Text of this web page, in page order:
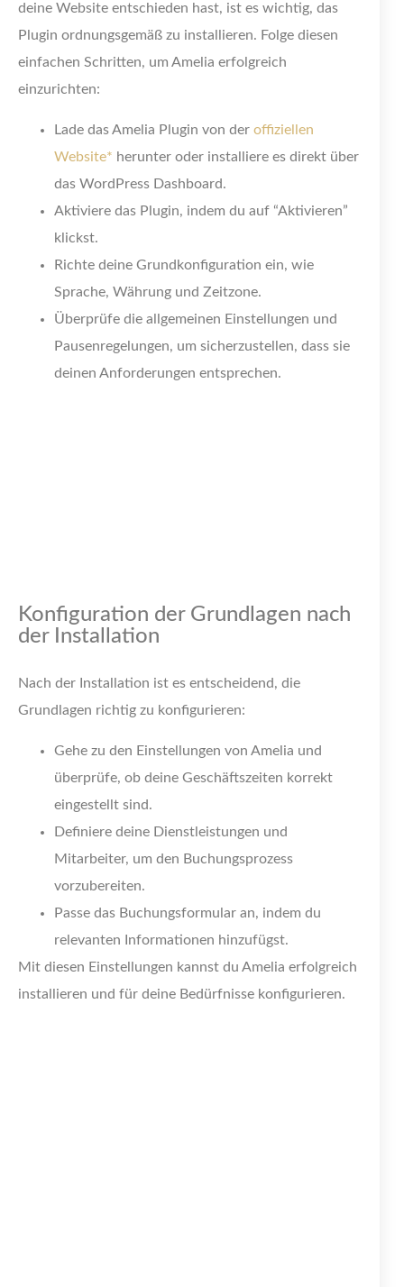
deine Website entschieden hast, ist es wichtig, das
Plugin ordnungsgemäß zu installieren. Folge diesen
einfachen Schritten, um Amelia erfolgreich
einzurichten:
Lade das Amelia Plugin von der offiziellen
Website* herunter oder installiere es direkt über
das WordPress Dashboard.
Aktiviere das Plugin, indem du auf “Aktivieren”
klickst.
Richte deine Grundkonfiguration ein, wie
Sprache, Währung und Zeitzone.
Überprüfe die allgemeinen Einstellungen und
Pausenregelungen, um sicherzustellen, dass sie
deinen Anforderungen entsprechen.
Konfiguration der Grundlagen nach
der Installation
Nach der Installation ist es entscheidend, die
Grundlagen richtig zu konfigurieren:
Gehe zu den Einstellungen von Amelia und
überprüfe, ob deine Geschäftszeiten korrekt
eingestellt sind.
Definiere deine Dienstleistungen und
Mitarbeiter, um den Buchungsprozess
vorzubereiten.
Passe das Buchungsformular an, indem du
relevanten Informationen hinzufügst.
Mit diesen Einstellungen kannst du Amelia erfolgreich
installieren und für deine Bedürfnisse konfigurieren.